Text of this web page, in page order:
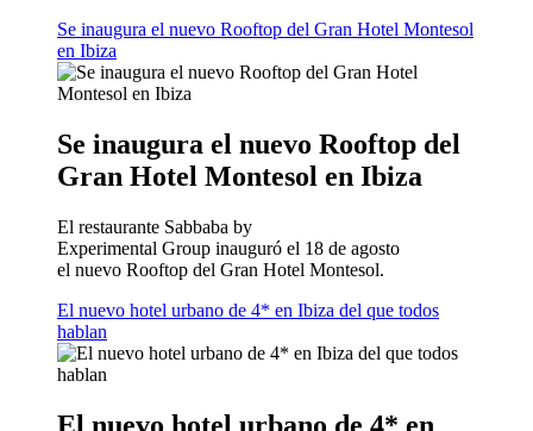
Se inaugura el nuevo Rooftop del Gran Hotel Montesol
en Ibiza
Se inaugura el nuevo Rooftop del
Gran Hotel Montesol en Ibiza
El restaurante Sabbaba by
Experimental Group inauguró el 18 de agosto
el nuevo Rooftop del Gran Hotel Montesol.
El nuevo hotel urbano de 4* en Ibiza del que todos
hablan
El nuevo hotel urbano de 4* en